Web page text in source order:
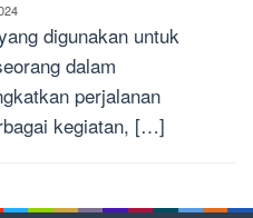
digunakan untuk
dalam
perjalanan
kegiatan, […]